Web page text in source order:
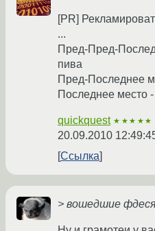
[PR]
...
Пред-Пред-
пива
Пред-Последнее
Последнее место
quickquest ★★★★★
20.09.2010
Ссылка
> вошедшие